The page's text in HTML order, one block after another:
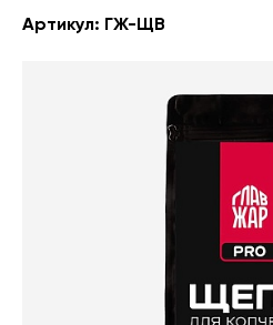
Артикул: ГЖ-ЩВ